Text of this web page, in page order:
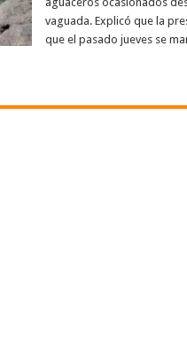
vaguada. Explicó que la
que el pasado jueves se